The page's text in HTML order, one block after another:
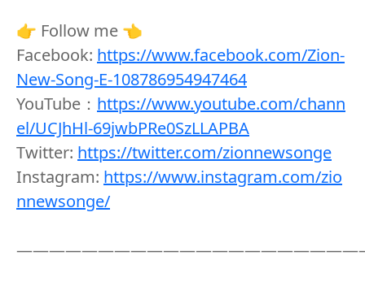
👉 Follow me 👈
Facebook: https://www.facebook.com/Zion-
New-Song-E-108786954947464
YouTube： https://www.youtube.com/chann
el/UCJhHl-69jwbPRe0SzLLAPBA
Twitter: https://twitter.com/zionnewsonge
Instagram: https://www.instagram.com/zio
nnewsonge/